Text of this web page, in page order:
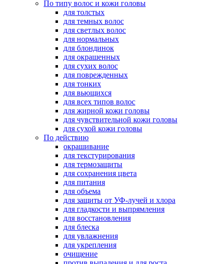
По типу волос и кожи головы
для толстых
для темных волос
для светлых волос
для нормальных
для блондинок
для окрашенных
для сухих волос
для поврежденных
для тонких
для вьющихся
для всех типов волос
для жирной кожи головы
для чувствительной кожи головы
для сухой кожи головы
По действию
окрашивание
для текстурирования
для термозащиты
для сохранения цвета
для питания
для объема
для защиты от УФ-лучей и хлора
для гладкости и выпрямления
для восстановления
для блеска
для увлажнения
для укрепления
очищение